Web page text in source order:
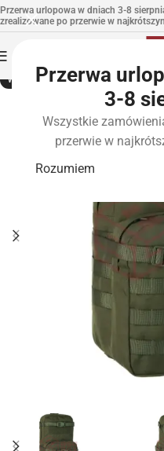
Przerwa
3-8
Wszystkie
przerwie w
Rozumiem
Przerwa urlopowa w dniach 3-8
zrealizowane po przerwie w
WYPRZEDANE